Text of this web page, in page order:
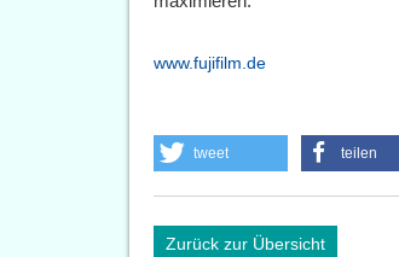
www.fujifilm.de
tweet teilen
Zurück zur Übersicht